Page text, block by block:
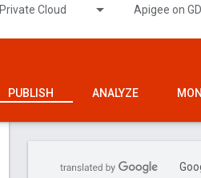
Private Cloud Apigee on
PUBLISH ANALYZE